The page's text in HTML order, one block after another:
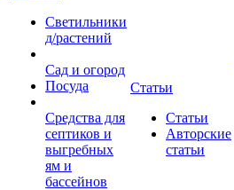
Светильники
д/растений
Сад и огород
Посуда
Средства для
септиков и
выгребных
ям и
бассейнов
Статьи
Статьи
Авторские
статьи